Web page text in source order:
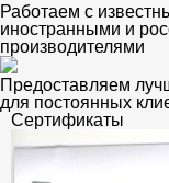
Работаем с
иностранными и
производителями
Предоставляем
для постоянных
Сертификаты